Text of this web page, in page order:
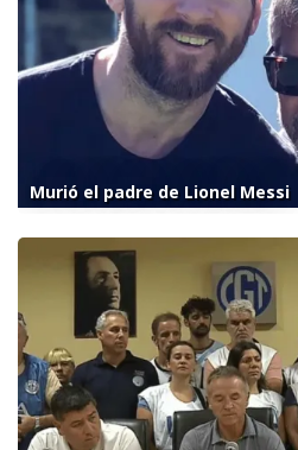
Murió el padre de Lionel Messi